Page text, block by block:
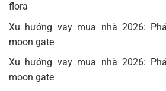
flora
Xu hướng vay mua nhà 2026:
moon gate
Xu hướng vay mua nhà 2026:
moon gate